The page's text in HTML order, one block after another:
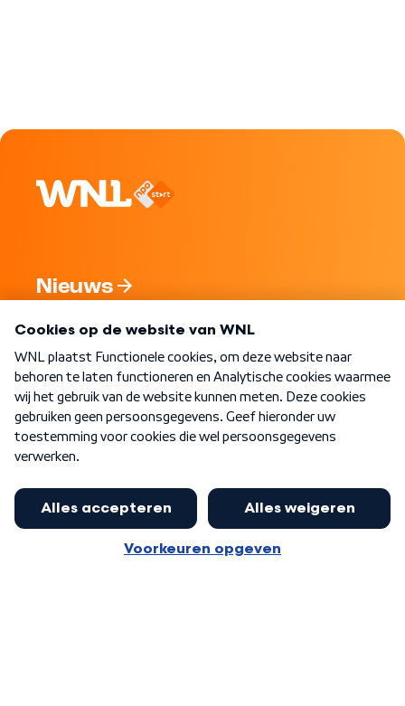
Nieuws
Nieuwsbrief
Word Lid